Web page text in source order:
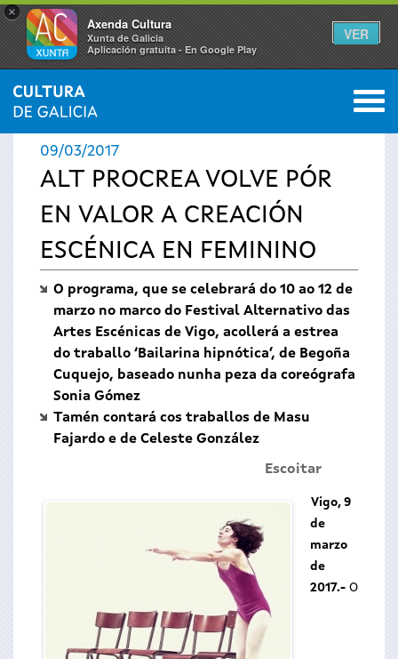
×
Axenda Cultura
Xunta de Galicia
Aplicación gratuíta - En Google Play
VER
Vostede
está
aquí
INICIO › ACTUALIDADE 0
09/03/2017
ALT PROCREA VOLVE PÓR
EN VALOR A CREACIÓN
ESCÉNICA EN FEMININO
O programa, que se celebrará do 10 ao 12 de
marzo no marco do Festival Alternativo das
Artes Escénicas de Vigo, acollerá a estrea
do traballo ‘Bailarina hipnótica’, de Begoña
Cuquejo, baseado nunha peza da coreógrafa
Sonia Gómez
Tamén contará cos traballos de Masu
Fajardo e de Celeste González
Escoitar
Vigo, 9
de
marzo
de
2017.- O